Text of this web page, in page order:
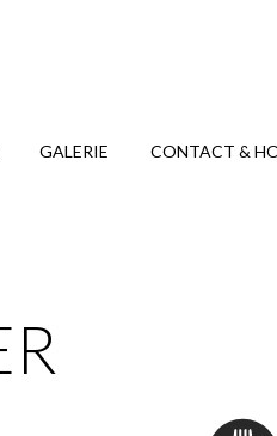
GALERIE CONTACT &